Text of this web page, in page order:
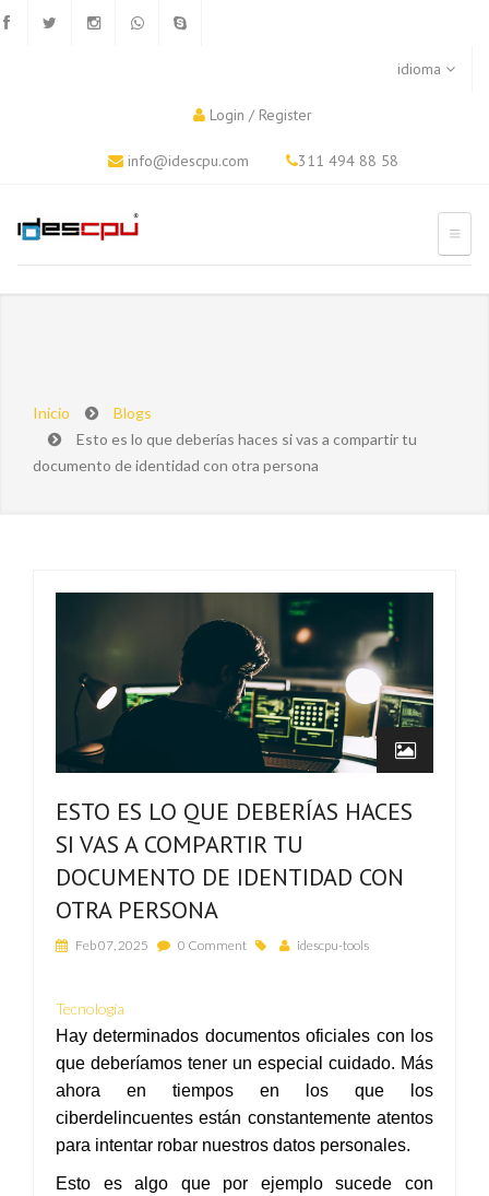
idioma
Login / Register
info@idescpu.com 311 494 88 58
Inicio
Blogs
Esto es lo que deberías haces si vas a compartir tu
documento de identidad con otra persona
ESTO ES LO QUE DEBERÍAS HACES
SI VAS A COMPARTIR TU
DOCUMENTO DE IDENTIDAD CON
OTRA PERSONA
Feb 07, 2025 0 Comment idescpu-tools
Tecnología
Hay determinados documentos oficiales con los
que deberíamos tener un especial cuidado. Más
ahora en tiempos en los que los
ciberdelincuentes están constantemente atentos
para intentar robar nuestros datos personales.
Esto es algo que por ejemplo sucede con